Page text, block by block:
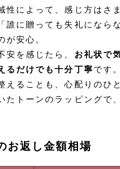
性によって、感じ方はさ
誰に贈っても失礼になら
が安心。
安を感じたら、 お礼状で
るだけでも十分丁寧です。
えることも、心配りのひ
たトーンのラッピングで
お返し金額相場